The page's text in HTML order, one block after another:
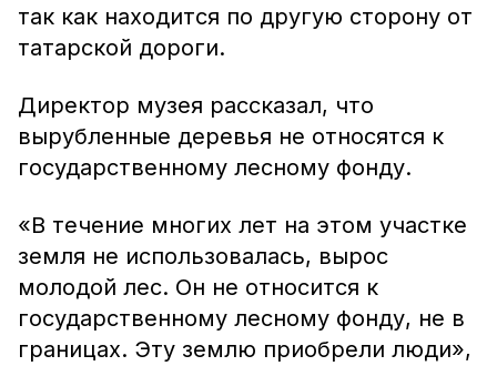
так как находится по другую сторону от
татарской дороги.
Директор музея рассказал, что
вырубленные деревья не относятся к
государственному лесному фонду.
«В течение многих лет на этом участке
земля не использовалась, вырос
молодой лес. Он не относится к
государственному лесному фонду, не в
границах. Эту землю приобрели люди»,